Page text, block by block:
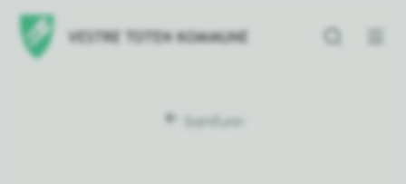
Vestre Toten
Samfunn